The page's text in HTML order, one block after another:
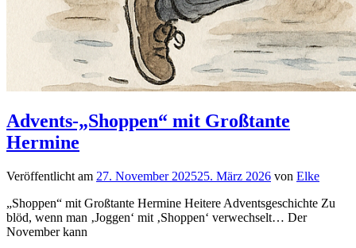
Advents-„Shoppen“ mit Großtante
Hermine
Veröffentlicht am 27. November 202525. März 2026 von Elke
„Shoppen“ mit Großtante Hermine Heitere Adventsgeschichte Zu
blöd, wenn man ‚Joggen‘ mit ‚Shoppen‘ verwechselt… Der
November kann